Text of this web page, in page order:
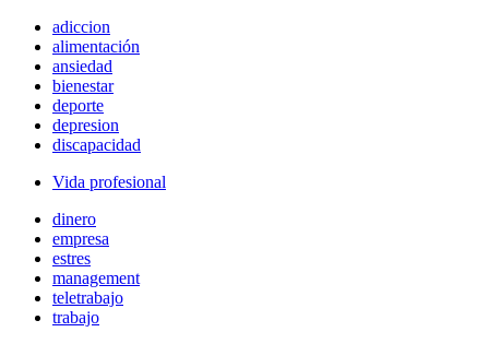
adiccion
alimentación
ansiedad
bienestar
deporte
depresion
discapacidad
Vida profesional
dinero
empresa
estres
management
teletrabajo
trabajo